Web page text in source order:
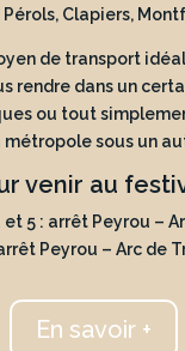
Pérols, Clapiers,
de transport
rendre dans un
ou tout
sous un
venir au
et 5 : arrêt Peyrou –
Peyrou – Arc de
En savoir +